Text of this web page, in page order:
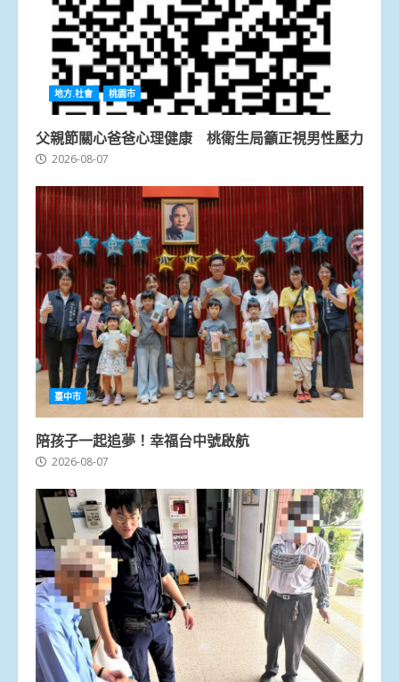
地方.社會 桃園市
父親節關心爸爸心理健康 桃衛生局籲正視男性壓力
2026-08-07
臺中市
陪孩子一起追夢！幸福台中號啟航
2026-08-07